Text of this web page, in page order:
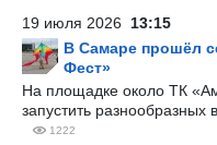
19 июля 2026 13:15
В Самаре прошёл
Фест»
На площадке около ТК
запустить разнообразных
1222